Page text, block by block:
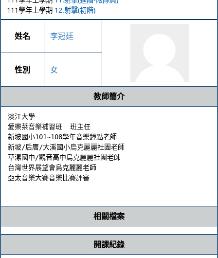
111學年上學期 12.射擊(初階)
姓名 李冠廷
性別 女
教師簡介
淡江大學
愛樂棻音樂補習班	班主任
新坡國小101~108學年音樂鐘點老師
新坡/后厝/大溪國小烏克麗麗社團老師
草漯國中/觀音高中烏克麗麗社團老師
台灣世界展望會烏克麗麗老師
亞太音樂大賽音樂比賽評審
相關檔案
開課紀錄